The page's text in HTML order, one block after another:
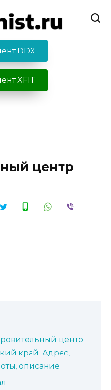
DDX
XFIT
центр
центр
край. Адрес,
описание